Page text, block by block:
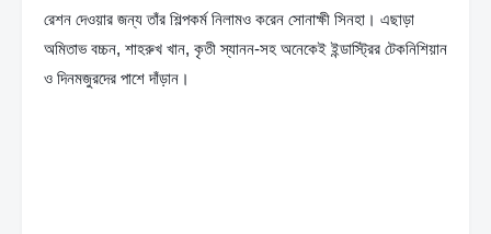
রেশন দেওয়ার জন্য তাঁর শিল্পকর্ম নিলামও করেন সোনাক্ষী সিনহা। এছাড়া
অমিতাভ বচ্চন, শাহরুখ খান, কৃতী স্যানন-সহ অনেকেই ইন্ডাস্ট্রির টেকনিশিয়ান
ও দিনমজুরদের পাশে দাঁড়ান।